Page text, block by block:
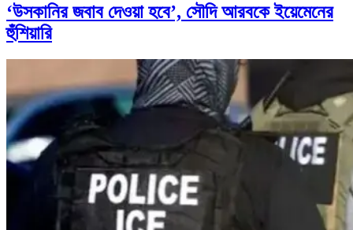
‘উসকানির জবাব দেওয়া হবে’, সৌদি আরবকে ইয়েমেনের
হুঁশিয়ারি